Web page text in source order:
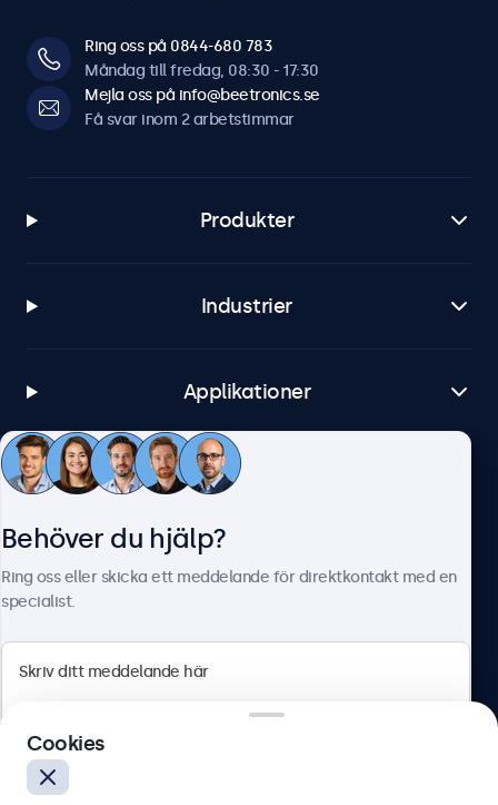
Ring oss på 0844-680 783
Måndag till fredag, 08:30 - 17:30
Mejla oss på info@beetronics.se
Få svar inom 2 arbetstimmar
Produkter
Industrier
Applikationer
Kundtjänst
Olof Palmesgata 29, Stockholm, 111 22, Sverige
Behöver du hjälp?
Ring oss eller skicka ett meddelande för direktkontakt med en
specialist.
Cookies